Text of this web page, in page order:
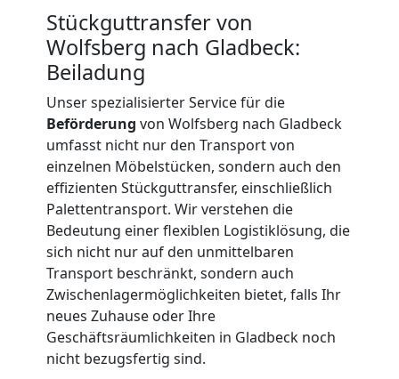
Stückguttransfer von
Wolfsberg nach Gladbeck:
Beiladung
Unser spezialisierter Service für die
Beförderung von Wolfsberg nach Gladbeck
umfasst nicht nur den Transport von
einzelnen Möbelstücken, sondern auch den
effizienten Stückguttransfer, einschließlich
Palettentransport. Wir verstehen die
Bedeutung einer flexiblen Logistiklösung, die
sich nicht nur auf den unmittelbaren
Transport beschränkt, sondern auch
Zwischenlagermöglichkeiten bietet, falls Ihr
neues Zuhause oder Ihre
Geschäftsräumlichkeiten in Gladbeck noch
nicht bezugsfertig sind.
Beiladung
National
Beiladung
International
Internationaler
Umzug
Nationaler